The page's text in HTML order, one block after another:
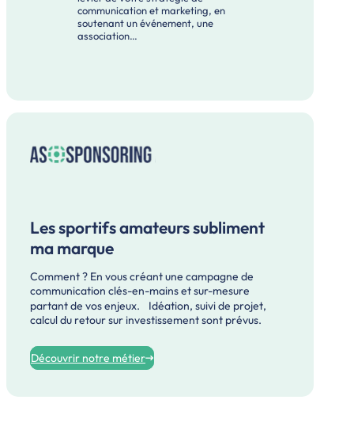
communication et marketing, en
soutenant un événement, une
association…
Les sportifs amateurs subliment
ma marque
Comment ? En vous créant une campagne de
communication clés-en-mains et sur-mesure
partant de vos enjeux. Idéation, suivi de projet,
calcul du retour sur investissement sont prévus.
Découvrir notre métier